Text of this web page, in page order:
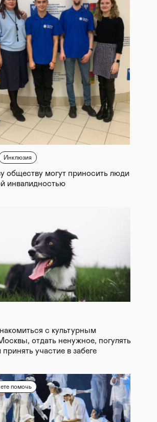
Инклюзия
обществу могут приносить люди
инвалидностью
с культурным
отдать ненужное, погулять
участие в забеге
помочь